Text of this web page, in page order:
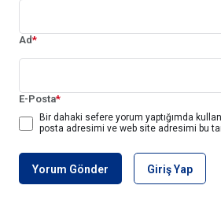
Ad*
E-Posta*
Bir dahaki sefere yorum yaptığımda
posta adresimi ve web site adresimi bu
Yorum Gönder Giriş Yap